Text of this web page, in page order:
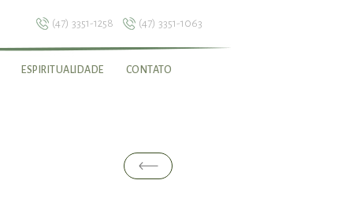
(47) 3351-1258 (47) 3351-1063
ESPIRITUALIDADE CONTATO